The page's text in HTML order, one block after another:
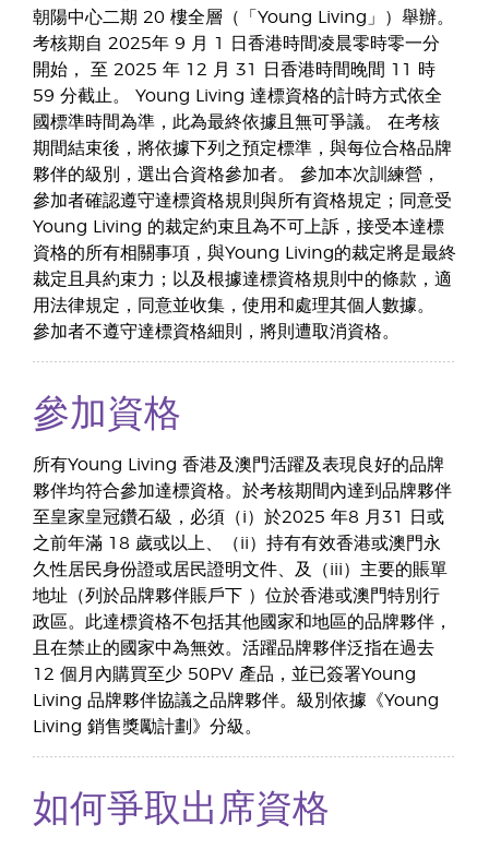
朝陽中心二期 20 樓全層（「Young Living」）舉辦。
考核期自 2025年 9 月 1 日香港時間凌晨零時零一分
開始， 至 2025 年 12 月 31 日香港時間晚間 11 時
59 分截止。 Young Living 達標資格的計時方式依全
國標準時間為準，此為最終依據且無可爭議。 在考核
期間結束後，將依據下列之預定標準，與每位合格品牌
夥伴的級別，選出合資格參加者。 參加本次訓練營，
參加者確認遵守達標資格規則與所有資格規定；同意受
Young Living 的裁定約束且為不可上訴，接受本達標
資格的所有相關事項，與Young Living的裁定將是最終
裁定且具約束力；以及根據達標資格規則中的條款，適
用法律規定，同意並收集，使用和處理其個人數據。
參加者不遵守達標資格細則，將則遭取消資格。
參加資格
所有Young Living 香港及澳門活躍及表現良好的品牌
夥伴均符合參加達標資格。於考核期間內達到品牌夥伴
至皇家皇冠鑽石級，必須（i）於2025 年8 月31 日或
之前年滿 18 歲或以上、（ii）持有有效香港或澳門永
久性居民身份證或居民證明文件、及（iii）主要的賬單
地址（列於品牌夥伴賬戶下 ）位於香港或澳門特別行
政區。此達標資格不包括其他國家和地區的品牌夥伴，
且在禁止的國家中為無效。活躍品牌夥伴泛指在過去
12 個月內購買至少 50PV 產品，並已簽署Young
Living 品牌夥伴協議之品牌夥伴。級別依據《Young
Living 銷售獎勵計劃》分級。
如何爭取出席資格